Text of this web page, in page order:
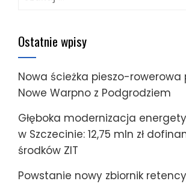
Ostatnie wpisy
Nowa ścieżka pieszo-rowerowa
Nowe Warpno z Podgrodziem
Głęboka modernizacja
w Szczecinie: 12,75 mln zł
środków ZIT
Powstanie nowy zbiornik